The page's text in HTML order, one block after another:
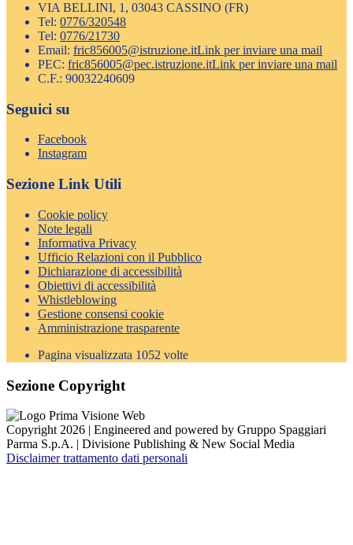
VIA BELLINI, 1, 03043 CASSINO (FR)
Tel: 0776/320548
Tel: 0776/21730
Email: fric856005@istruzione.itLink per inviare una mail
PEC: fric856005@pec.istruzione.itLink per inviare una mail
C.F.: 90032240609
Seguici su
Facebook
Instagram
Sezione Link Utili
Cookie policy
Note legali
Informativa Privacy
Ufficio Relazioni con il Pubblico
Dichiarazione di accessibilità
Obiettivi di accessibilità
Whistleblowing
Gestione consensi cookie
Amministrazione trasparente
Pagina visualizzata 1052 volte
Sezione Copyright
Copyright 2026 | Engineered and powered by Gruppo Spaggiari
Parma S.p.A. | Divisione Publishing & New Social Media
Disclaimer trattamento dati personali